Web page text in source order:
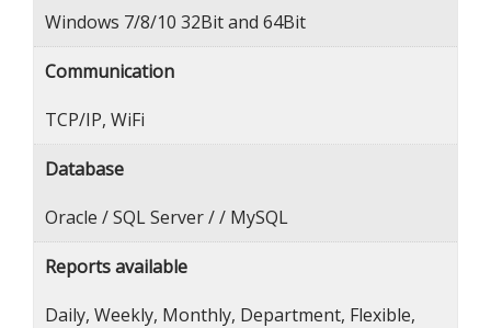
Windows 7/8/10 32Bit and 64Bit
Communication
TCP/IP, WiFi
Database
Oracle / SQL Server / / MySQL
Reports available
Daily, Weekly, Monthly, Department, Flexible,